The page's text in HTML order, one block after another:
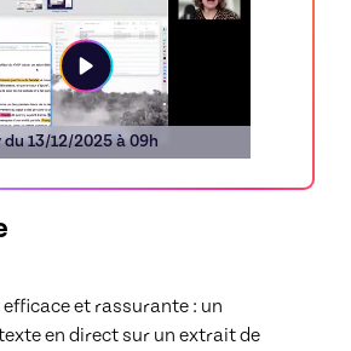
du13/12/2025 à 09h
et rassurante : un
en direct sur un extrait de